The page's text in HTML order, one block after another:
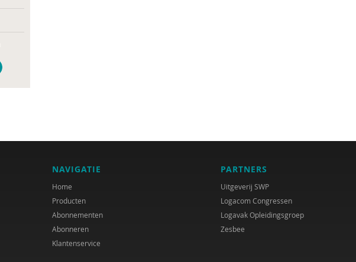
NAVIGATIE
Home
Producten
Abonnementen
Abonneren
Klantenservice
PARTNERS
Uitgeverij SWP
Logacom Congressen
Logavak Opleidingsgroep
Zesbee